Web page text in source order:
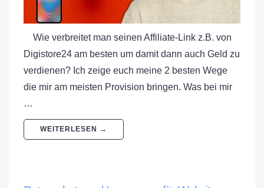
Wie verbreitet man seinen Affiliate-Link z.B. von
Digistore24 am besten um damit dann auch Geld zu
verdienen? Ich zeige euch meine 2 besten Wege
die mir am meisten Provision bringen. Was bei mir
…
WEITERLESEN →